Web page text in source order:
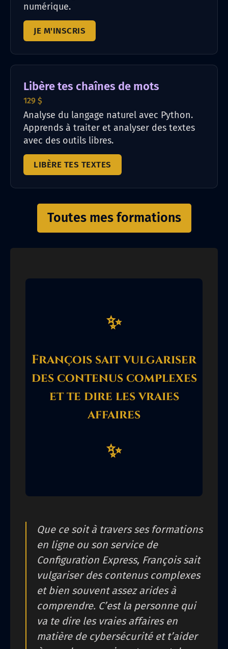
numérique.
JE M'INSCRIS
Libère tes chaînes de mots
129 $
Analyse du langage naturel avec Python.
Apprends à traiter et analyser des textes
avec des outils libres.
LIBÈRE TES TEXTES
Toutes mes formations
✨
François sait vulgariser
des contenus complexes
et te dire les vraies
affaires
✨
Que ce soit à travers ses formations
en ligne ou son service de
Configuration Express, François sait
vulgariser des contenus complexes
et bien souvent assez arides à
comprendre. C’est la personne qui
va te dire les vraies affaires en
matière de cybersécurité et t’aider